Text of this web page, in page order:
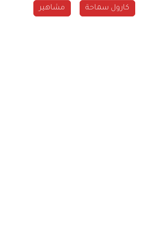
كارول سماحة مشاهير